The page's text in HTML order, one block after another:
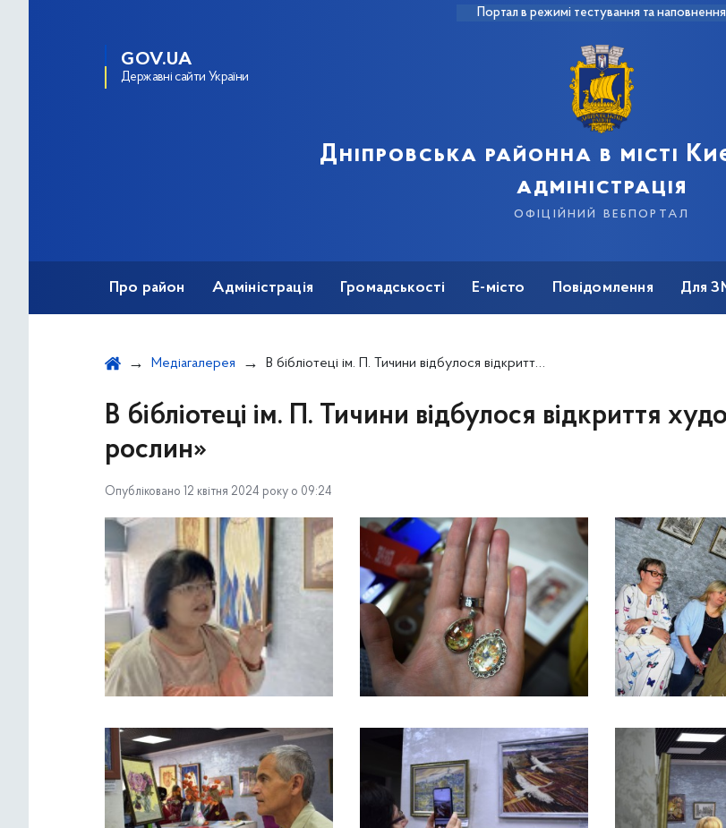
Портал в режимі тестування та наповнення
GOV.UA
Державні сайти України
Дніпровська районна в місті
адміністрація
офіційний вебпортал
Про район Адміністрація Громадськості Е-місто Повідомлення Для
Медіагалерея В бібліотеці ім. П. Тичини відбулося відкриття художньої виставки «Чарівна магія рослин»
В бібліотеці ім. П. Тичини відбулося відкриття
рослин»
Опубліковано 12 квітня 2024 року о 09:24